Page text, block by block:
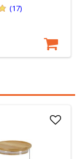
(17)